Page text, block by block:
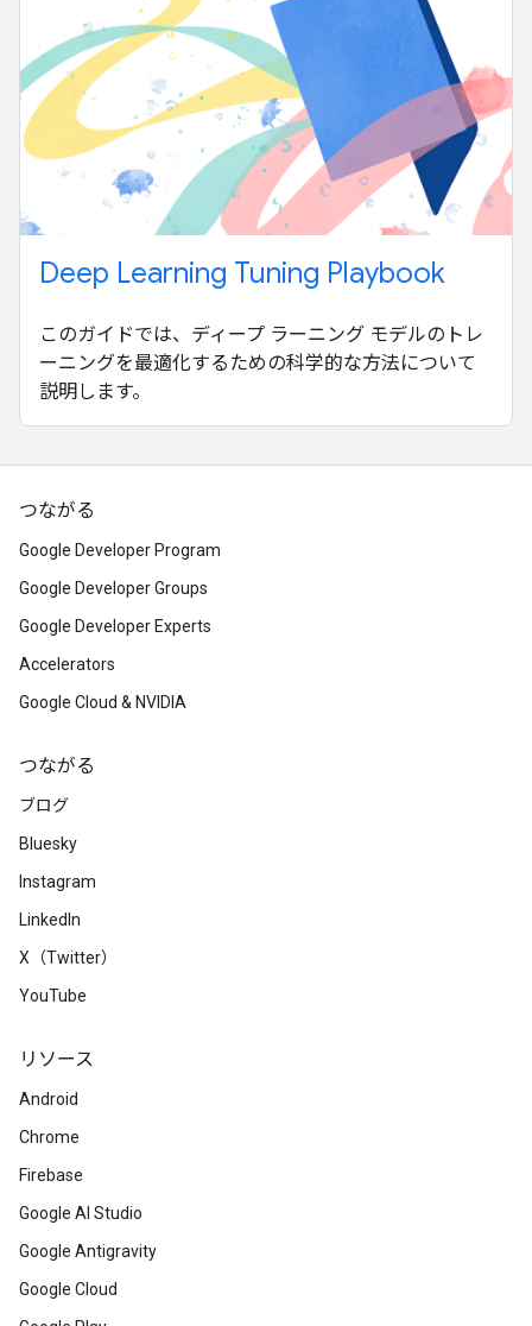
Deep Learning Tuning Playbook
このガイドでは、ディープ ラーニング モデルのトレ
ーニングを最適化するための科学的な方法について
説明します。
つながる
Google Developer Program
Google Developer Groups
Google Developer Experts
Accelerators
Google Cloud & NVIDIA
つながる
ブログ
Bluesky
Instagram
LinkedIn
X（Twitter）
YouTube
リソース
Android
Chrome
Firebase
Google AI Studio
Google Antigravity
Google Cloud